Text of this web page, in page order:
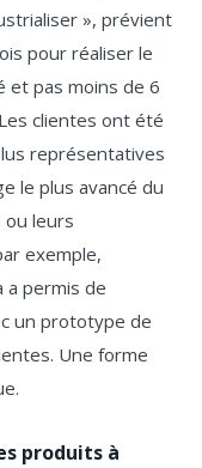
», prévient
pour réaliser le
et pas moins de 6
clientes ont été
représentatives
le plus avancé du
ou leurs
exemple,
a permis de
un prototype de
Une forme
produits à